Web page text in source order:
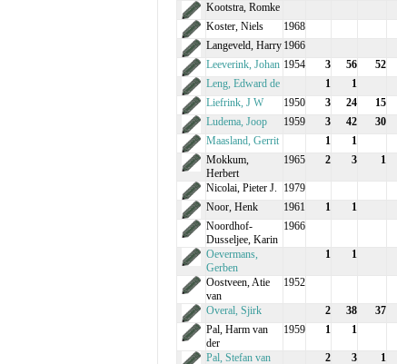
Kootstra, Romke
Koster, Niels
1968
Langeveld, Harry 1966
Leeverink, Johan 1954 3 56 52
Leng, Edward de
1 1
Liefrink, J W
1950 3 24 15
Ludema, Joop
1959 3 42 30
Maasland, Gerrit
1 1
Mokkum,
Herbert
1965 2 3 1
Nicolai, Pieter J. 1979
Noor, Henk
1961 1 1
Noordhof-
Dusseljee, Karin
1966
Oevermans,
Gerben
1 1
Oostveen, Atie
van
1952
Overal, Sjirk 2 38 37
Pal, Harm van
der
1959 1 1
Pal, Stefan van 2 3 1